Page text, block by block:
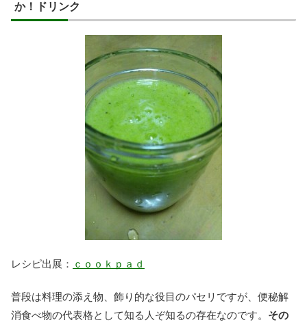
か！ドリンク
レシピ出展： ｃｏｏｋｐａｄ
普段は料理の添え物、飾り的な役目のパセリですが、便秘解
消食べ物の代表格として知る人ぞ知るの存在なのです。 その